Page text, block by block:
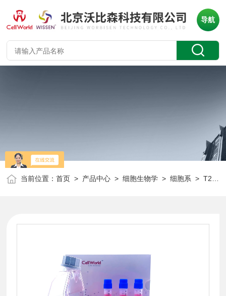
导航
当前位置：首页 > 产品中心 >细胞生物学 >细胞系 > T25/瓶人膀胱癌细胞 TCCSUP CLH1307